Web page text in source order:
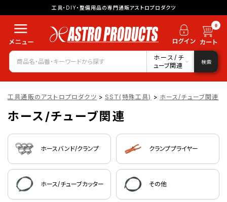
工具・DIY・整備用品の専門通販アストロプロダクツ
0
ホース/チ
ューブ関連
検索
工具通販のアストロプロダクツ > SST(特殊工具) > ホース/チューブ関連
ホース/チューブ関連
ホースバンド/クランプ クランププライヤー
ホース/チューブカッター その他